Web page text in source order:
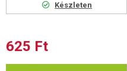
Készleten
625 Ft